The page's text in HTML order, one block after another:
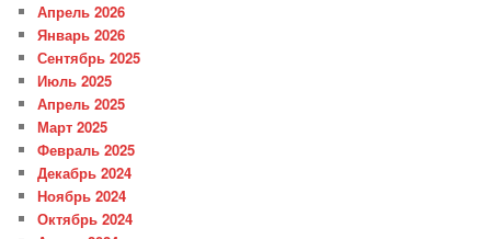
Апрель 2026
Январь 2026
Сентябрь 2025
Июль 2025
Апрель 2025
Март 2025
Февраль 2025
Декабрь 2024
Ноябрь 2024
Октябрь 2024